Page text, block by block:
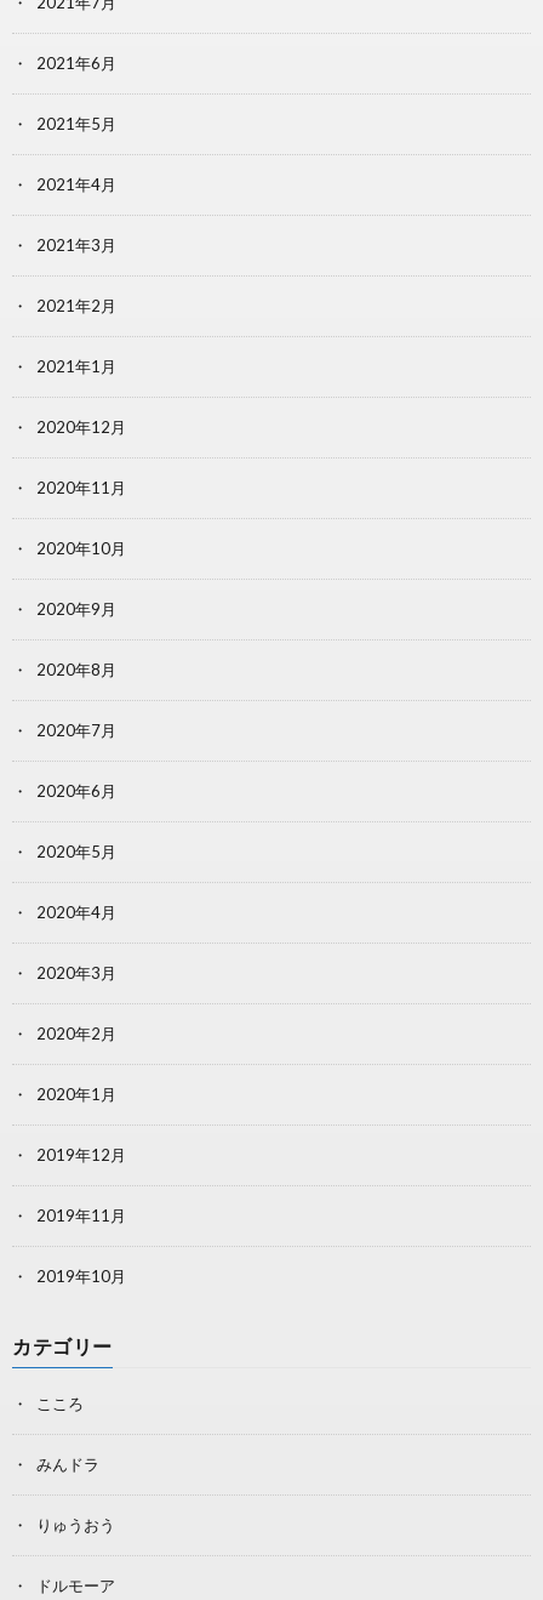
2021年6月
2021年5月
2021年4月
2021年3月
2021年2月
2021年1月
2020年12月
2020年11月
2020年10月
2020年9月
2020年8月
2020年7月
2020年6月
2020年5月
2020年4月
2020年3月
2020年2月
2020年1月
2019年12月
2019年11月
2019年10月
カテゴリー
こころ
みんドラ
りゅうおう
ドルモーア